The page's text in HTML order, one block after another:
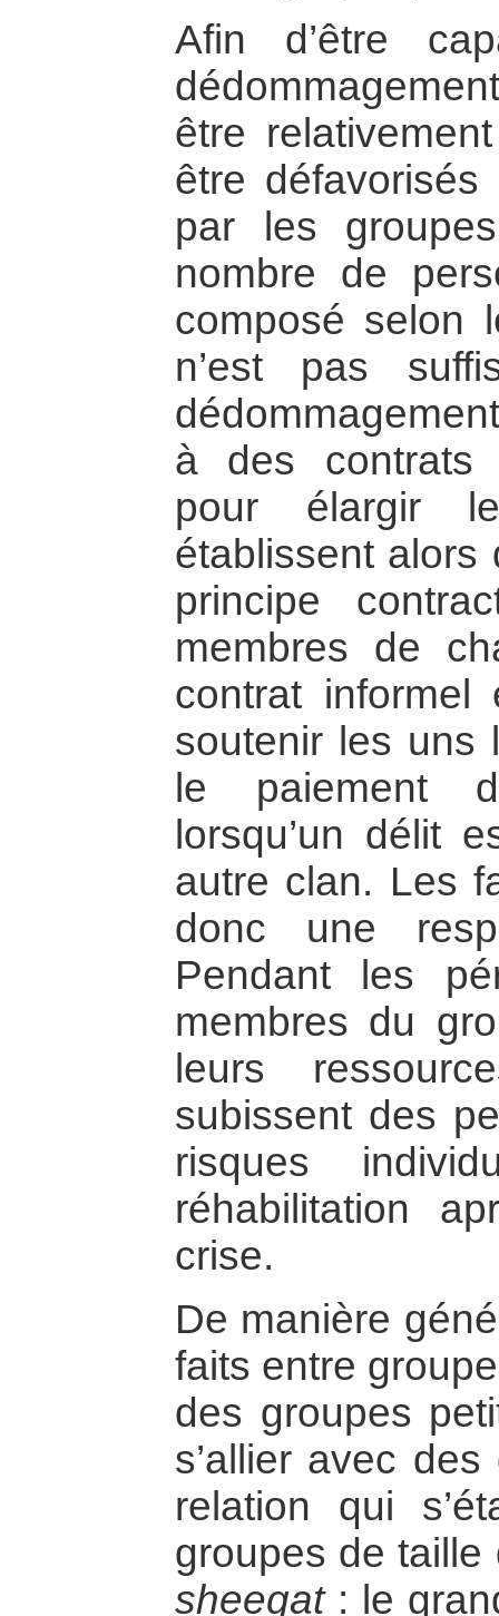
Afin d’être
être
être
par les
nombre de
composé selon
n’est pas
à des contrats
pour élargir
établissent alors
principe
membres de
contrat
soutenir les uns
le paiement
lorsqu’un délit
autre clan. Les
donc une
Pendant les
membres du
leurs
subissent des
risques
réhabilitation
crise.
De manière
faits entre
des groupes
s’allier avec
relation qui
groupes de taille
sheegat: le